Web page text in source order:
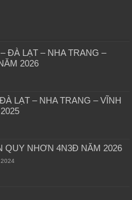
ĐÀ LẠT – NHA TRANG –
2026
LẠT – NHA TRANG – VĨNH
QUY NHƠN 4N3Đ NĂM 2026